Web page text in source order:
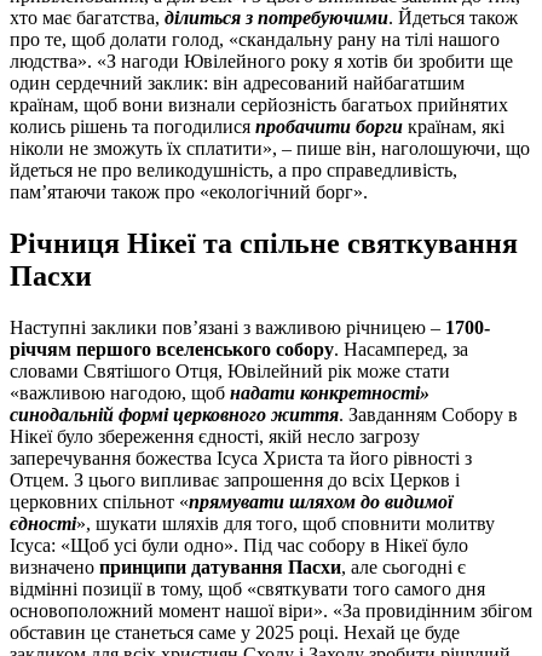
хто має багатства, ділиться з потребуючими. Йдеться також
про те, щоб долати голод, «скандальну рану на тілі нашого
людства». «З нагоди Ювілейного року я хотів би зробити ще
один сердечний заклик: він адресований найбагатшим
країнам, щоб вони визнали серйозність багатьох прийнятих
колись рішень та погодилися пробачити борги країнам, які
ніколи не зможуть їх сплатити», – пише він, наголошуючи, що
йдеться не про великодушність, а про справедливість,
пам’ятаючи також про «екологічний борг».
Річниця Нікеї та спільне святкування
Пасхи
Наступні заклики пов’язані з важливою річницею – 1700-
річчям першого вселенського собору. Насамперед, за
словами Святішого Отця, Ювілейний рік може стати
«важливою нагодою, щоб надати конкретності»
синодальній формі церковного життя. Завданням Собору в
Нікеї було збереження єдності, якій несло загрозу
заперечування божества Ісуса Христа та його рівності з
Отцем. З цього випливає запрошення до всіх Церков і
церковних спільнот «прямувати шляхом до видимої
єдності», шукати шляхів для того, щоб сповнити молитву
Ісуса: «Щоб усі були одно». Під час собору в Нікеї було
визначено принципи датування Пасхи, але сьогодні є
відмінні позиції в тому, щоб «святкувати того самого дня
основоположний момент нашої віри». «За провидінним збігом
обставин це станеться саме у 2025 році. Нехай це буде